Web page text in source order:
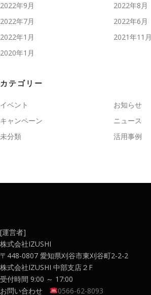
2022年9月
2022年8月
2022年7月
2022年6月
2022年1月
2021年11月
2020年1月
カテゴリー
イベント
お知らせ
キャンペーン
ニュース
未分類
活用事例
[運営者]
株式会社IZUSHI
〒448-0807 愛知県刈谷市東刈谷町2-2-2
株式会社IZUSHI 中部支店２F
受付時間 9:00 ～ 17:00
お問い合わせ
0566-62-8093